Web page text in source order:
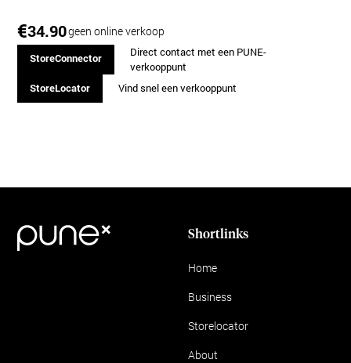
€34.90geen online verkoop
StoreConnector
Direct contact met een PUNE-
verkooppunt
StoreLocator
Vind snel een verkooppunt
Shortlinks
Home
Business
Storelocator
About